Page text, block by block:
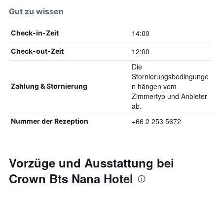
Gut zu wissen
Check-in-Zeit 14:00
Check-out-Zeit 12:00
Zahlung & Stornierung
Die
Stornierungsbedingunge
n hängen vom
Zimmertyp und Anbieter
ab.
Nummer der Rezeption +66 2 253 5672
Vorzüge und Ausstattung bei
Crown Bts Nana Hotel